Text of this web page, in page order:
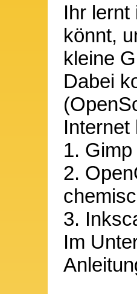
Ihr
könnt,
kleine
Dabei
Internet
1.
2.
3.
Im